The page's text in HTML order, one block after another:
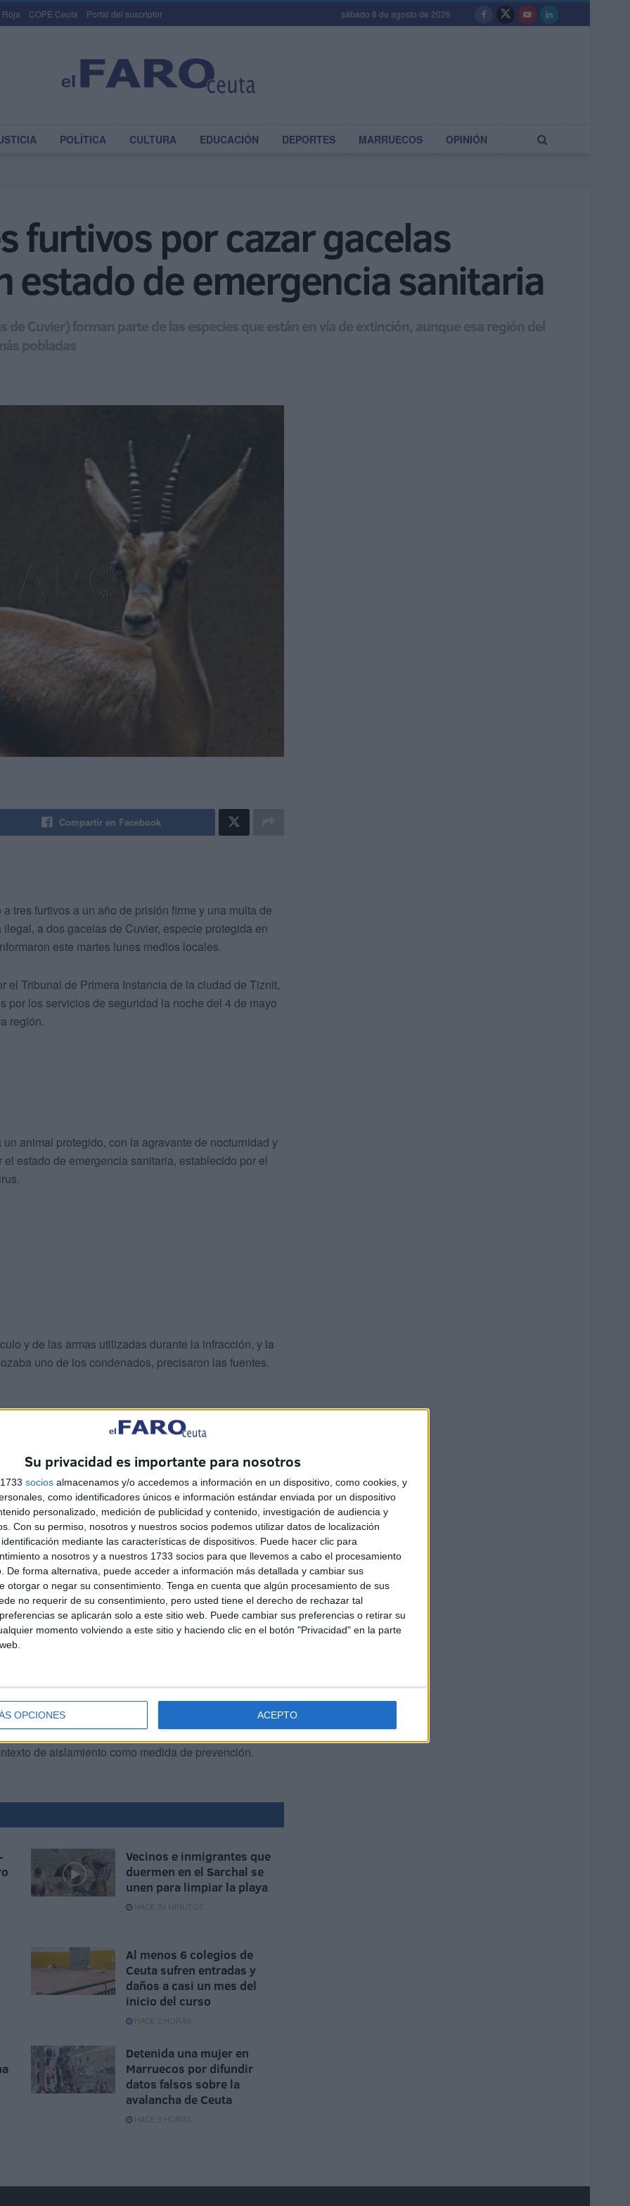
Su privacidad es importante para nosotros
socios almacenamos y/o accedemos a información en un dispositivo, como cookies, y
como identificadores únicos e información estándar enviada por un dispositivo
personalizado, medición de publicidad y contenido, investigación de audiencia y
Con su permiso, nosotros y nuestros socios podemos utilizar datos de localización
mediante las características de dispositivos. Puede hacer clic para
a nosotros y a nuestros 1733 socios para que llevemos a cabo el procesamiento
De forma alternativa, puede acceder a información más detallada y cambiar sus
otorgar o negar su consentimiento. Tenga en cuenta que algún procesamiento de sus
no requerir de su consentimiento, pero usted tiene el derecho de rechazar tal
se aplicarán solo a este sitio web. Puede cambiar sus preferencias o retirar su
momento volviendo a este sitio y haciendo clic en el botón "Privacidad" en la parte
OPCIONES ACEPTO
Roja COPE Ceuta Portal del suscriptor sábado 8 de agosto de 2026
POLÍTICA CULTURA EDUCACIÓN DEPORTES MARRUECOS OPINIÓN
furtivos por cazar gacelas
estado de emergencia sanitaria
de Cuvier) forman parte de las especies que están en vía de extinción, aunque esa región del
pobladas
Compartir en Facebook
tres furtivos a un año de prisión firme y una multa de
a dos gacelas de Cuvier, especie protegida en
este martes lunes medios locales.
el Tribunal de Primera Instancia de la ciudad de Tiznit,
por los servicios de seguridad la noche del 4 de mayo
región.
animal protegido, con la agravante de nocturnidad y
estado de emergencia sanitaria, establecido por el
y de las armas utilizadas durante la infracción, y la
uno de los condenados, precisaron las fuentes.
del Atlas (también llamadas de Cuvier) forman
aunque esa región del Anti-Atlas occidental es una
cabezas censadas.
marroquíes dictan condenas de cárcel por matar
de confinamiento en el marco de la crisis sanitaria
Ministerio de Agricultura, Pesca Marítima, Desarrollo
de caza furtiva en diferentes regiones del país,
de aislamiento como medida de prevención.
Vecinos e inmigrantes que
duermen en el Sarchal se
unen para limpiar la playa
HACE 39 MINUTOS
Al menos 6 colegios de
Ceuta sufren entradas y
daños a casi un mes del
inicio del curso
HACE 2 HORAS
Detenida una mujer en
Marruecos por difundir
datos falsos sobre la
avalancha de Ceuta
HACE 3 HORAS